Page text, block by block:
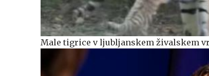
Male tigrice v ljubljanskem živalskem